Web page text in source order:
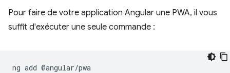
Pour faire de votre application Angular une PWA, il vous
suffit d'exécuter une seule commande :
ng add